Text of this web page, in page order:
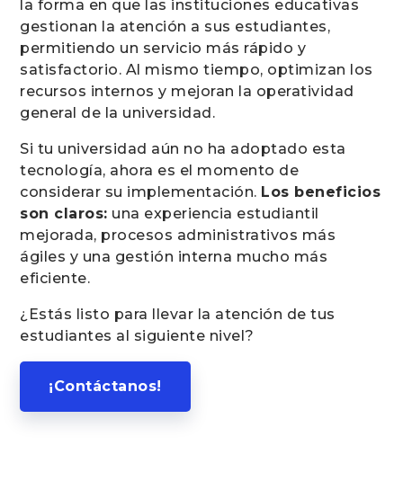
la forma en que las instituciones educativas
gestionan la atención a sus estudiantes,
permitiendo un servicio más rápido y
satisfactorio. Al mismo tiempo, optimizan los
recursos internos y mejoran la operatividad
general de la universidad.
Si tu universidad aún no ha adoptado esta
tecnología, ahora es el momento de
considerar su implementación. Los beneficios
son claros: una experiencia estudiantil
mejorada, procesos administrativos más
ágiles y una gestión interna mucho más
eficiente.
¿Estás listo para llevar la atención de tus
estudiantes al siguiente nivel?
¡Contáctanos!